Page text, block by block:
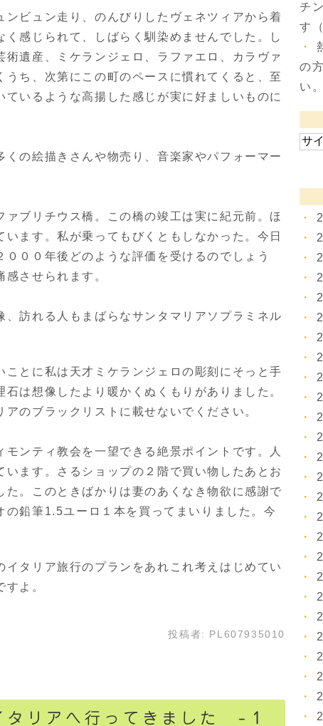
ビュン走り、のんびりしたヴェネツィアから着
く感じられて、しばらく馴染めませんでした。し
術遺産、ミケランジェロ、ラファエロ、カラヴァ
うち、次第にこの町のペースに慣れてくると、至
ているような高揚した感じが実に好ましいものに
くの絵描きさんや物売り、音楽家やパフォーマー
ァブリチウス橋。この橋の竣工は実に紀元前。ほ
ます。私が乗ってもびくともしなかった。今日
００年後どのような評価を受けるのでしょう
させられます。
、訪れる人もまばらなサンタマリアソプラミネル
とに私は天才ミケランジェロの彫刻にそっと手
は想像したより暖かくぬくもりがありました。
アのブラックリストに載せないでください。
モンティ教会を一望できる絶景ポイントです。人
います。さるショップの２階で買い物したあとお
た。このときばかりは妻のあくなき物欲に感謝で
の鉛筆1.5ユーロ１本を買ってまいりました。今
タリア旅行のプランをあれこれ考えはじめてい
よ。
投稿者: PL607935010
リアへ行ってきました -１
チ
す
の
い。